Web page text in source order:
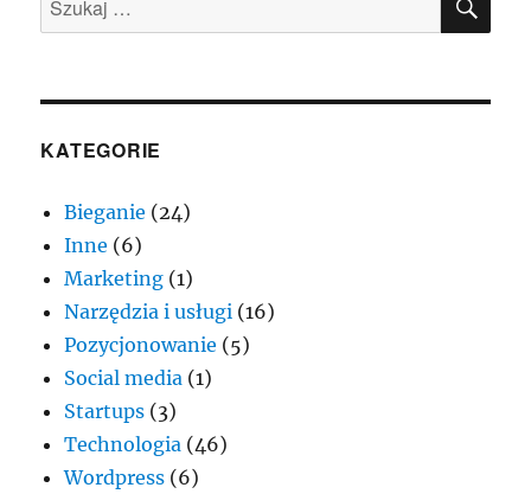
KATEGORIE
Bieganie (24)
Inne (6)
Marketing (1)
Narzędzia i usługi (16)
Pozycjonowanie (5)
Social media (1)
Startups (3)
Technologia (46)
Wordpress (6)